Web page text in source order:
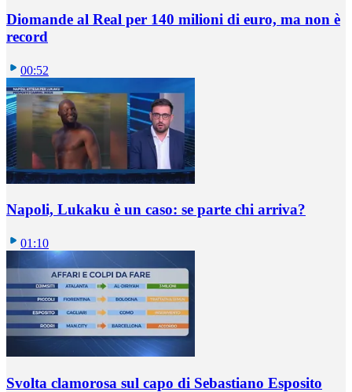
Diomande al Real per 140 milioni di euro, ma non è
record
00:52
Napoli, Lukaku è un caso: se parte chi arriva?
01:10
Svolta clamorosa sul capo di Sebastiano Esposito